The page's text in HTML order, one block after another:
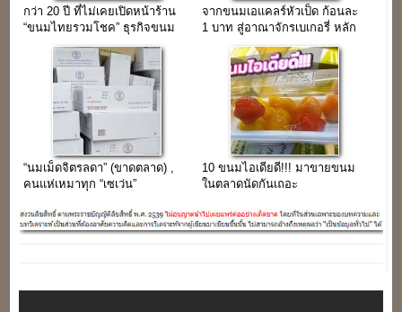
กว่า 20 ปี ที่ไม่เคยเปิดหน้าร้าน
“ขนมไทยรวมโชค” ธุรกิจขนม
จากขนมเอแคลร์หัวเป็ด ก้อนละ
1 บาท สู่อาณาจักรเบเกอรี่ หลัก
“นมเม็ดจิตรลดา” (ขาดตลาด) ,
คนแห่เหมาทุก “เซเว่น”
10 ขนมไอเดียดี!!! มาขายขนม
ในตลาดนัดกันเถอะ